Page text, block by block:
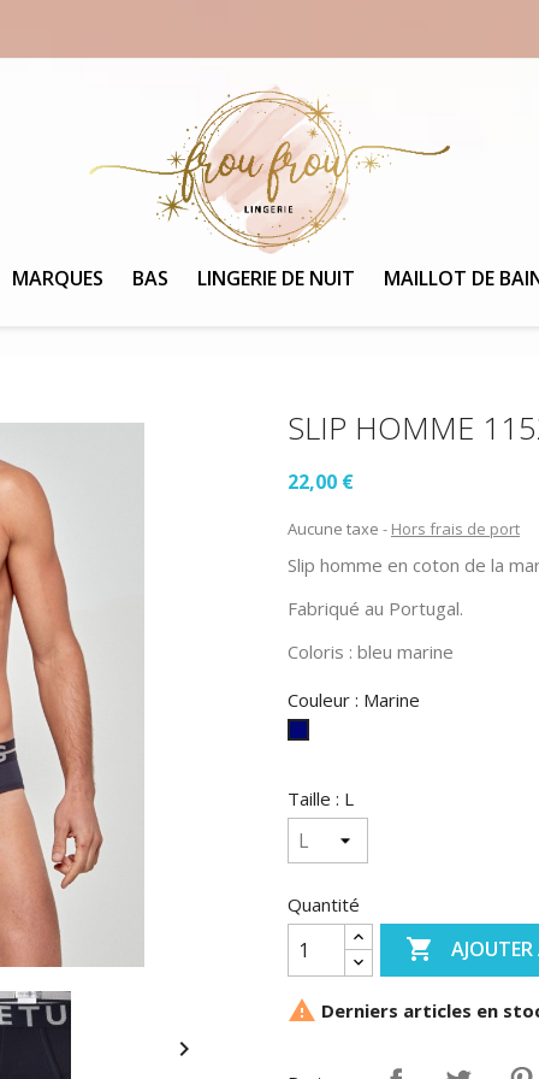
MARQUES BAS LINGERIE DE NUIT MAILLOT DE

SLIP HOMME
22,00 €
Aucune taxe Hors frais de port
Slip homme en coton de la
Fabriqué au Portugal.
Coloris : bleu marine
Couleur : Marine
Taille : L
Quantité

 Derniers articles en